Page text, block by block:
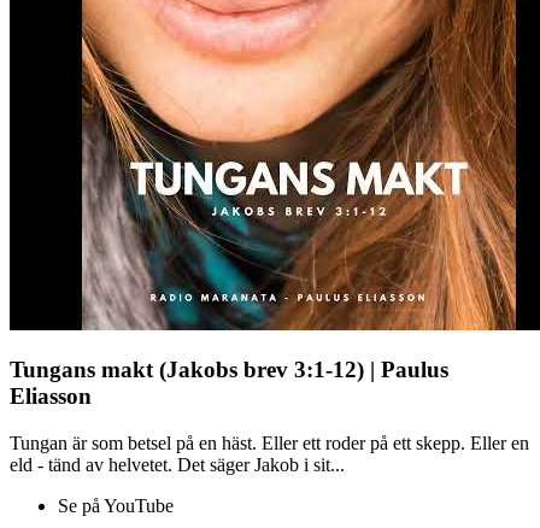
Tungans makt (Jakobs brev 3:1-12) | Paulus
Eliasson
Tungan är som betsel på en häst. Eller ett roder på ett skepp. Eller en
eld - tänd av helvetet. Det säger Jakob i sit...
Se på YouTube